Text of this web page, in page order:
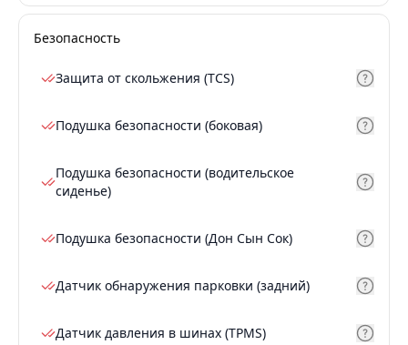
Безопасность
Защита от скольжения (TCS)
Подушка безопасности (боковая)
Подушка безопасности (водительское
сиденье)
Подушка безопасности (Дон Сын Сок)
Датчик обнаружения парковки (задний)
Датчик давления в шинах (TPMS)